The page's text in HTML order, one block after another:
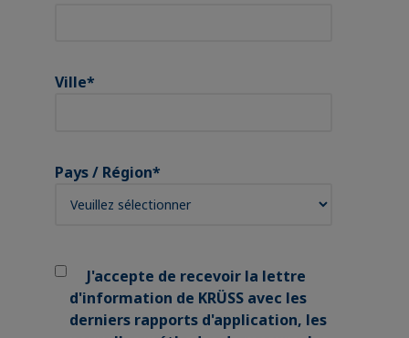
Ville*
Pays / Région*
J'accepte de recevoir la lettre
d'information de KRÜSS avec les
derniers rapports d'application, les